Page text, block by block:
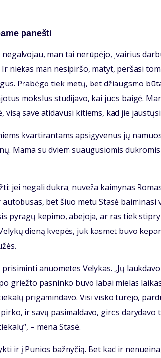
pa­neš­ti
man tai ne­rū­pė­jo, įvai­rius
nie­kas man ne­si­pir­šo, ma­tyt, per­ša­si
Pra­bė­go tiek me­tų, bet džiaugs­mo
moks­lus stu­di­ja­vo, kai juos bai­gė.
vi­są sa­ve ati­da­vu­si ki­tiems, kad jie
kvar­ti­ran­tams ap­si­gy­ve­nus jų
Ma­ma su dviem su­au­gu­sio­mis
jei ne­ga­li duk­ra, nu­ve­ža kai­my­nas
bet šiuo me­tu Sta­sė bai­mi­na­si
py­ra­gų ke­pi­mo, abe­jo­ja, ar ras tiek
die­ną kve­pės, juk kas­met bu­vo
anuo­me­tes Ve­ly­kas. „Jų
griež­to pas­nin­ko bu­vo la­bai mie­las
pri­ga­min­da­vo. Vi­si vis­ko tu­rė­jo,
ir sa­vų pa­si­mal­da­vo, gi­ros
– me­na Sta­sė.
ir į Pu­nios baž­ny­čią. Bet kad ir